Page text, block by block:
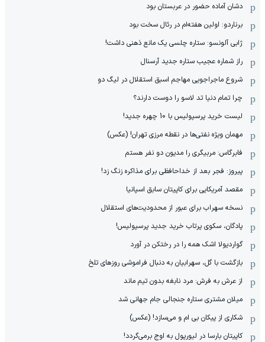
دشان آماده حضور در عربستان بود
برناردو: اولین هفته‌ام در رئال سخت بود
ژابی آلونسو: ستاره چلسی یک مانع ذهنی داشت!
راز شماره عجیب ستاره جدید آرسنال
شروع ماجراجویی مهاجم اسبق استقلال در لیگ دو
چرا تمام دنیا تد لاسو را دوست دارند؟
لیست خرید پرسپولیس با 10 چهره جدید!
مهمان‌ ویژه نفتی‌ها در نقطه مرزی تهران! (عکس)
فابرگاس: مربیگری را مدیون دو نفر هستم
پیروز: فجر بعد از خداحافظی برای مذاکره زنگ زد!
مقصد آمریکایی برای کاپیتان سابق اسپانیا
نسخه سهراب برای عبور از محدودیت‌های استقلال
پادگان، سکوی پرتاب خرید جدید پرسپولیس!
گواردیولا اشک همه را در رختکن در آورد
بازگشت با گل، سهرابیان به دنبال فراموشی روزهای تلخ
از عرش به فرش: مرد نابغه‌ بدون تیم ماند
میلان مشتری ستاره جنجالی جام جهانی شد
شکاری از پیکان بی ام و می‌سازد! (عکس)
کاپیتان بارسا در لیورپول به اوج برمی‌گردد!